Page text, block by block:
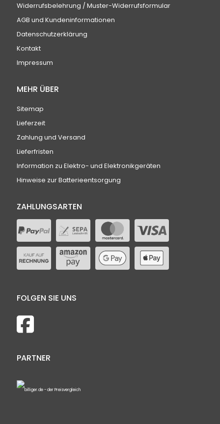
Widerrufsbelehrung / Muster-Widerrufsformular
AGB und Kundeninformationen
Datenschutzerklärung
Kontakt
Impressum
MEHR ÜBER
Sitemap
Lieferzeit
Zahlung und Versand
Lieferfristen
Information zu Elektro- und Elektronikgeräten
Hinweise zur Batterieentsorgung
ZAHLUNGSARTEN
FOLGEN SIE UNS
PARTNER